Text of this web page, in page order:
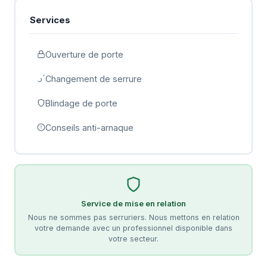
Services
Ouverture de porte
Changement de serrure
Blindage de porte
Conseils anti-arnaque
Service de mise en relation
Nous ne sommes pas serruriers. Nous mettons en relation
votre demande avec un professionnel disponible dans
votre secteur.